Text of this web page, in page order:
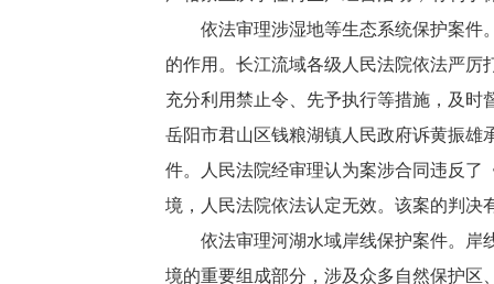
依法审理涉湿地等生态系统保护案件。
的作用。长江流域各级人民法院依法严
充分利用禁止令、先予执行等措施，及
岳阳市君山区钱粮湖镇人民政府诉黄振雄
件。人民法院经审理认为案涉合同违反了
境，人民法院依法认定无效。该案的判决
依法审理河湖水域岸线保护案件。岸线
境的重要组成部分，涉及众多自然保护区